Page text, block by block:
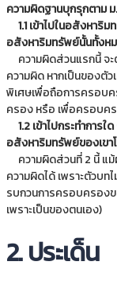
ความผิดฐานบุกรุกตาม ม
1.1 เข้าไปในอสังหา
อสังหาริมทรัพย์นั้นทั้งห
ความผิดส่วนแรกนี้ จะ
ความผิด หากเป็นของตัว
พิเศษเพื่อถือการครอบ
ครอง หรือ เพื่อครอบค
1.2 เข้าไปกระทำการ
อสังหาริมทรัพย์ของเข
ความผิดส่วนที่ 2 นี้ แม้
ความผิดได้ เพราะตัวบทไ
รบกวนการครอบครอง
เพราะเป็นของตนเอง)
2. ประเด็น